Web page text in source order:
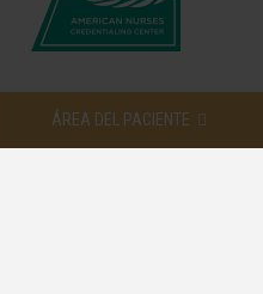
ÁREA DEL PACIENTE